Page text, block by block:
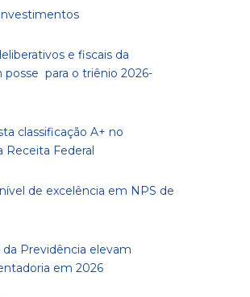
e fiscais da
para o triênio 2026-
classificação A+ no
Receita Federal
de excelência em NPS de
da Previdência elevam
em 2026